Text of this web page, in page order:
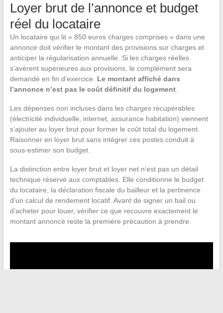
Loyer brut de l’annonce et budget
réel du locataire
Un locataire qui lit « 850 euros charges comprises » dans une
annonce doit vérifier le montant des provisions sur charges et
anticiper la régularisation annuelle. Si les charges réelles
s’avèrent supérieures aux provisions, le complément sera
demandé en fin d’exercice. Le montant affiché dans
l’annonce n’est pas le coût définitif du logement.
Les dépenses non incluses dans les charges récupérables
(électricité individuelle, internet, assurance habitation) viennent
s’ajouter au loyer brut pour former le coût total du logement.
Raisonner en loyer brut sans intégrer ces postes conduit à
sous-estimer son budget.
La distinction entre loyer brut et loyer net n’est pas un détail
technique réservé aux comptables. Elle conditionne le budget
du locataire, la déclaration fiscale du bailleur et la pertinence
d’un calcul de rendement locatif. Avant de signer un bail ou
d’acheter pour louer, vérifier ce que recouvre exactement le
montant annoncé reste la première précaution à prendre.